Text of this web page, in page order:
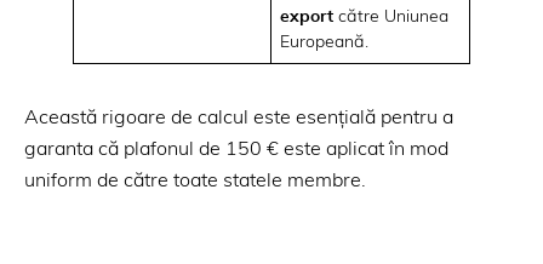
export către Uniunea
Europeană.
Această rigoare de calcul este esențială pentru a
garanta că plafonul de 150 € este aplicat în mod
uniform de către toate statele membre.